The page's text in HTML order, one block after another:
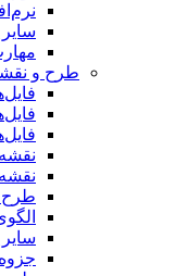
سایر نرم
طرح و نقشه و
فایل‌های
نقشه GIS
نقشه
طرح
الگوی
سایر
جزوه و